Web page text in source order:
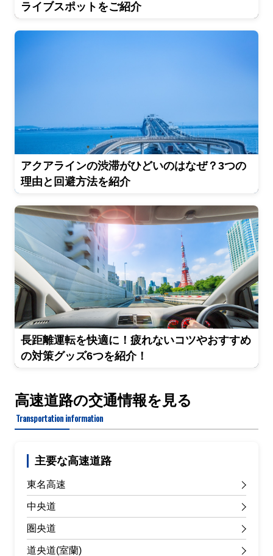
ライブスポットをご紹介
アクアラインの渋滞がひどいのはなぜ？3つの
理由と回避方法を紹介
長距離運転を快適に！疲れないコツやおすすめ
の対策グッズ6つを紹介！
高速道路の交通情報を見る
Transportation information
主要な高速道路
東名高速
中央道
圏央道
道央道(室蘭)